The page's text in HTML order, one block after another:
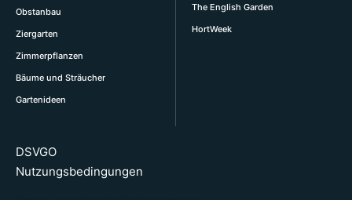
Obstanbau
Ziergarten
Zimmerpflanzen
Bäume und Sträucher
Gartenideen
The English Garden
HortWeek
DSVGO
Nutzungsbedingungen